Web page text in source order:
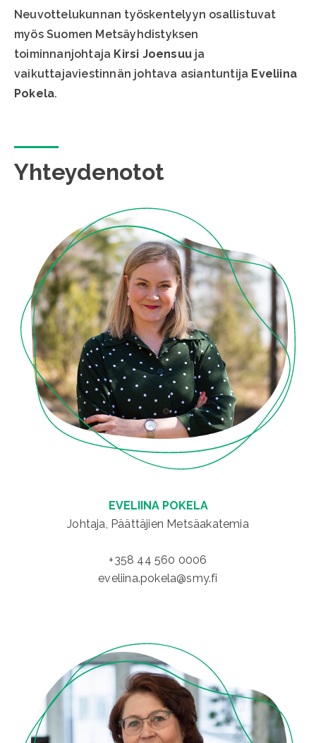
Neuvottelukunnan työskentelyyn osallistuvat
myös Suomen Metsäyhdistyksen
toiminnanjohtaja Kirsi Joensuu ja
vaikuttajaviestinnän johtava asiantuntija Eveliina
Pokela.
Yhteydenotot
EVELIINA POKELA
Johtaja, Päättäjien Metsäakatemia
+358 44 560 0006
eveliina.pokela@smy.fi